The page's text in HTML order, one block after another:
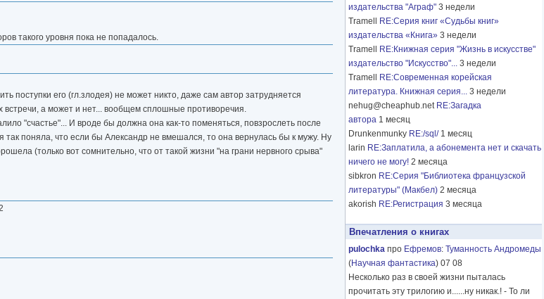
такого уровня пока не попадалось.
поступки его (гл.злодея) не может никто, даже сам автор затрудняется
встречи, а может и нет... вообщем сплошные противоречия.
"счастье"... И вроде бы должна она как-то поменяться, повзрослеть после
так поняла, что если бы Александр не вмешался, то она вернулась бы к мужу. Ну
(только вот сомнительно, что от такой жизни "на грани нервного срыва"
издательства "Аграф" 3 недели
Tramell
RE:Серия книг «Судьбы книг»
издательства «Книга» 3 недели
Tramell
RE:Книжная серия "Жизнь в искусстве"
издательство "Искусство"... 3 недели
Tramell
RE:Современная корейская
литература. Книжная серия... 3 недели
nehug@cheaphub.net RE:Загадка
автора 1 месяц
Drunkenmunky RE:/sql/ 1 месяц
larin RE:Заплатила, а абонемента нет и скачать
ничего не могу! 2 месяца
sibkron RE:Серия "Библиотека французской
литературы" (Макбел) 2 месяца
akorish RE:Регистрация 3 месяца
Впечатления о книгах
pulochka про Ефремов: Туманность Андромеды
(Научная фантастика) 07 08
Несколько раз в своей жизни пыталась
прочитать эту трилогию и......ну никак.! - То ли